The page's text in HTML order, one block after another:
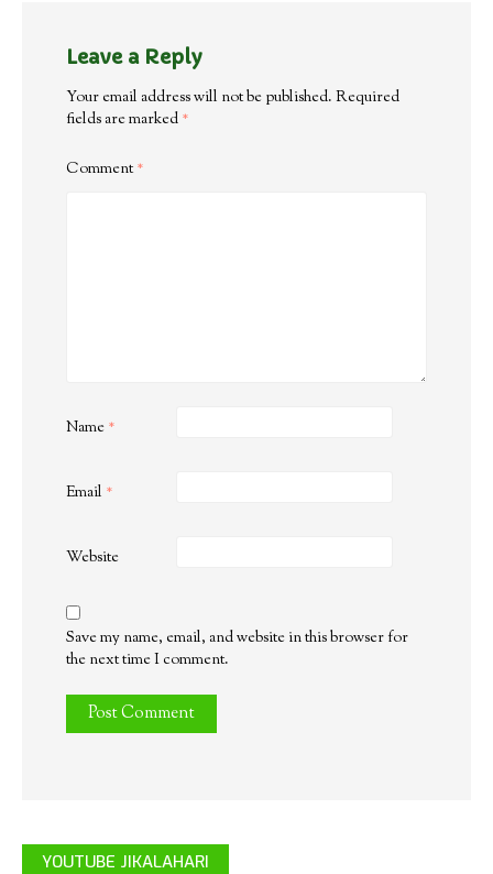
Leave a Reply
Your email address will not be published. Required
fields are marked *
Comment*
Name *
Email *
Website
Save my name, email, and website in this browser for
the next time I comment.
YOUTUBE JIKALAHARI